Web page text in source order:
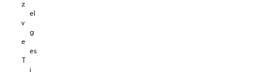
z
v
e
el
g
es
i